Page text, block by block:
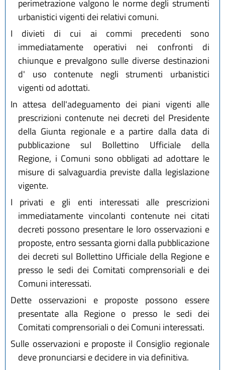
perimetrazione valgono le norme degli strumenti
urbanistici vigenti dei relativi comuni.
I divieti di cui ai commi precedenti sono
immediatamente operativi nei confronti di
chiunque e prevalgono sulle diverse destinazioni
d' uso contenute negli strumenti urbanistici
vigenti od adottati.
In attesa dell'adeguamento dei piani vigenti alle
prescrizioni contenute nei decreti del Presidente
della Giunta regionale e a partire dalla data di
pubblicazione sul Bollettino Ufficiale della
Regione, i Comuni sono obbligati ad adottare le
misure di salvaguardia previste dalla legislazione
vigente.
I privati e gli enti interessati alle prescrizioni
immediatamente vincolanti contenute nei citati
decreti possono presentare le loro osservazioni e
proposte, entro sessanta giorni dalla pubblicazione
dei decreti sul Bollettino Ufficiale della Regione e
presso le sedi dei Comitati comprensoriali e dei
Comuni interessati.
Dette osservazioni e proposte possono essere
presentate alla Regione o presso le sedi dei
Comitati comprensoriali o dei Comuni interessati.
Sulle osservazioni e proposte il Consiglio regionale
deve pronunciarsi e decidere in via definitiva.